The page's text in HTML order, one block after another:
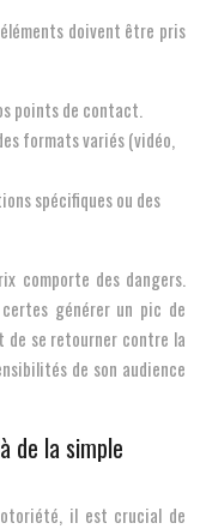
doivent être pris
points de contact.
formats variés (vidéo,
spécifiques ou des
comporte des dangers.
générer un pic de
de se retourner contre la
de son audience
de la simple
il est crucial de